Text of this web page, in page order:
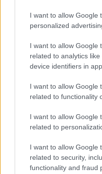
I want to allow Google
personalized
I want to allow Google
related to analytics
device identifiers in
I want to allow Google
related to functionality
I want to allow Google
related to
I want to allow Google
related to security,
functionality and fraud
Calangianus,
accoglienza
Olbia, divieto
esplode la
Pausa caffè
soluzione
Monte Pino,
rinascita della